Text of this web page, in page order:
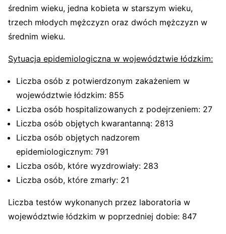
średnim wieku, jedna kobieta w starszym wieku,
trzech młodych mężczyzn oraz dwóch mężczyzn w
średnim wieku.
Sytuacja epidemiologiczna w województwie łódzkim:
Liczba osób z potwierdzonym zakażeniem w
województwie łódzkim: 855
Liczba osób hospitalizowanych z podejrzeniem: 27
Liczba osób objętych kwarantanną: 2813
Liczba osób objętych nadzorem
epidemiologicznym: 791
Liczba osób, które wyzdrowiały: 283
Liczba osób, które zmarły: 21
Liczba testów wykonanych przez laboratoria w
województwie łódzkim w poprzedniej dobie: 847